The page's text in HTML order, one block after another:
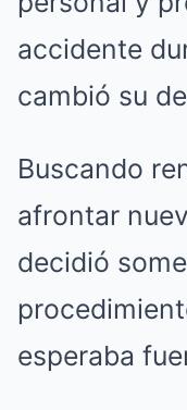
accidente
cambió su
Buscando
afrontar
decidió
esperaba